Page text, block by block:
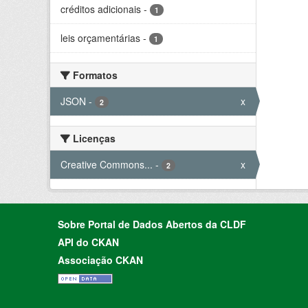
créditos adicionais - 1
leis orçamentárias - 1
Formatos
JSON - 2 x
Licenças
Creative Commons... - 2 x
Sobre Portal de Dados Abertos da CLDF
API do CKAN
Associação CKAN